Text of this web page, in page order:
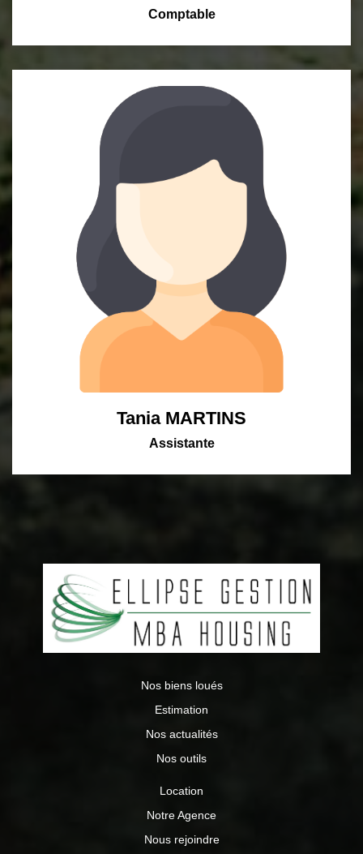
Comptable
Tania MARTINS
Assistante
Nos biens loués
Estimation
Nos actualités
Nos outils
Location
Notre Agence
Nous rejoindre